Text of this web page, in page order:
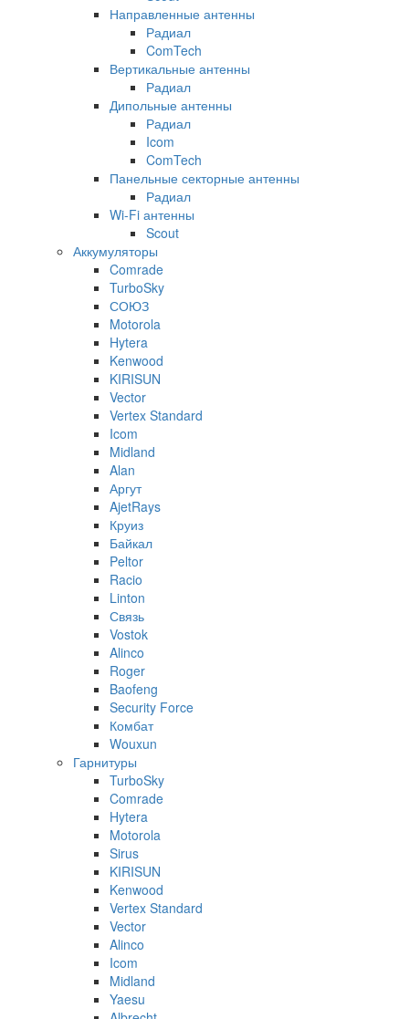
Направленные антенны
Радиал
ComTech
Вертикальные антенны
Радиал
Дипольные антенны
Радиал
Icom
ComTech
Панельные секторные антенны
Радиал
Wi-Fi антенны
Scout
Аккумуляторы
Comrade
TurboSky
СОЮЗ
Motorola
Hytera
Kenwood
KIRISUN
Vector
Vertex Standard
Icom
Midland
Alan
Аргут
AjetRays
Круиз
Байкал
Peltor
Racio
Linton
Связь
Vostok
Alinco
Roger
Baofeng
Security Force
Комбат
Wouxun
Гарнитуры
TurboSky
Comrade
Hytera
Motorola
Sirus
KIRISUN
Kenwood
Vertex Standard
Vector
Alinco
Icom
Midland
Yaesu